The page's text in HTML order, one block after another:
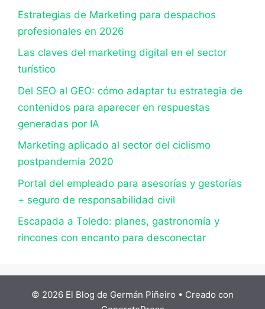
Estrategias de Marketing para despachos
profesionales en 2026
Las claves del marketing digital en el sector
turístico
Del SEO al GEO: cómo adaptar tu estrategia de
contenidos para aparecer en respuestas
generadas por IA
Marketing aplicado al sector del ciclismo
postpandemia 2020
Portal del empleado para asesorías y gestorías
+ seguro de responsabilidad civil
Escapada a Toledo: planes, gastronomía y
rincones con encanto para desconectar
© 2026 El Blog de Germán Piñeiro • Creado con